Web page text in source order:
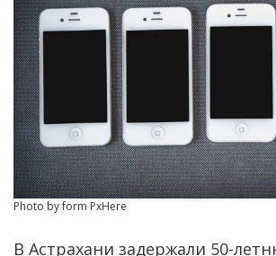
Photo by form PxHere
В Астрахани задержали 50-